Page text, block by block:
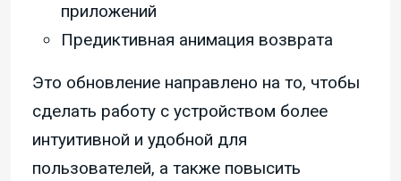
приложений
Предиктивная анимация возврата
Это обновление направлено на то, чтобы
сделать работу с устройством более
интуитивной и удобной для
пользователей, а также повысить